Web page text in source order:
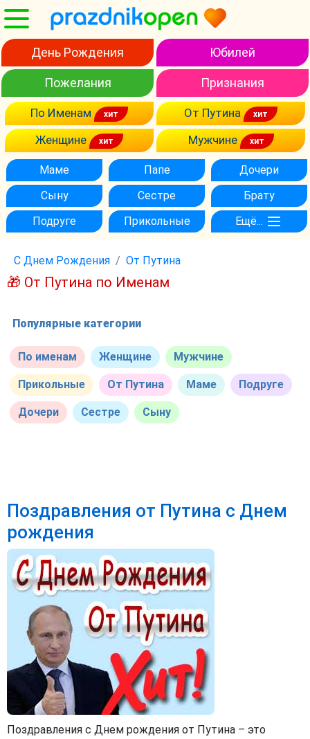
День Рождения Юбилей
Пожелания Признания
По Именам
От Путина
Женщине
Мужчине
Маме Папе
Дочери
Сыну
Сестре
Брату
Подруге
Прикольные Ещё...
С Днем Рождения От Путина
🎁 От Путина по Именам
Популярные категории
По именам Женщине Мужчине
Прикольные От Путина Маме Подруге
Дочери Сестре Сыну
Поздравления от Путина с Днем
рождения
Поздравления с Днем рождения от Путина – это